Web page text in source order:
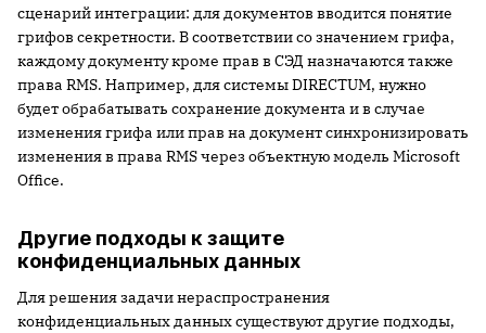
сценарий интеграции: для документов вводится понятие
грифов секретности. В соответствии со значением грифа,
каждому документу кроме прав в СЭД назначаются также
права RMS. Например, для системы DIRECTUM, нужно
будет обрабатывать сохранение документа и в случае
изменения грифа или прав на документ синхронизировать
изменения в права RMS через объектную модель Microsoft
Office.
Другие подходы к защите
конфиденциальных данных
Для решения задачи нераспространения
конфиденциальных данных существуют другие подходы,